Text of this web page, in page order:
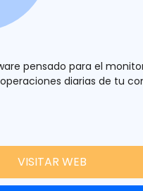
pensado para el
diarias de tu
VISITAR WEB